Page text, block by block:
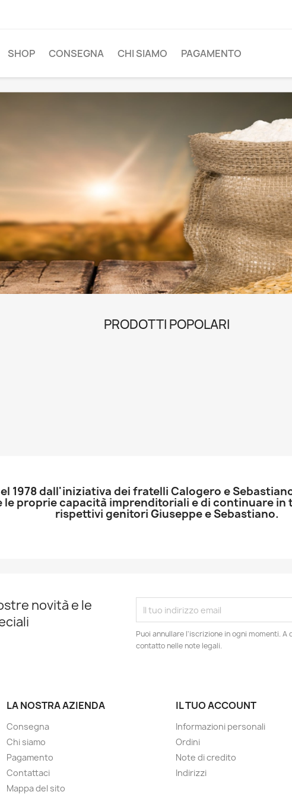
SHOP CONSEGNA CHI SIAMO PAGAMENTO
PRODOTTI POPOLARI
1978 dall'iniziativa dei fratelli Calogero e
le proprie capacità imprenditoriali e di continuare in
rispettivi genitori Giuseppe e Sebastiano.
novità e le
Puoi annullare l'iscrizione in ogni momenti.
contatto nelle note legali.
LA NOSTRA AZIENDA
Consegna
Chi siamo
Pagamento
Contattaci
Mappa del sito
IL TUO ACCOUNT
Informazioni personali
Ordini
Note di credito
Indirizzi